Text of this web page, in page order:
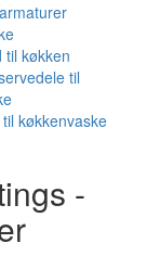
til køkken
til
køkkenvaske
-